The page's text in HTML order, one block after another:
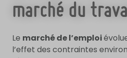
marché du
Le marché de l’emploi
l’effet des contraintes